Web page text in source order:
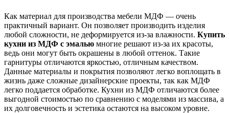
Как материал для производства мебели МДФ — очень
практичный вариант. Он позволяет производить изделия
любой сложности, не деформируется из-за влажности. Купить
кухни из МДФ с эмалью многие решают из-за их красоты,
ведь они могут быть окрашены в любой оттенок. Такие
гарнитуры отличаются яркостью, отличным качеством.
Данные материалы и покрытия позволяют легко воплощать в
жизнь даже сложные дизайнерские проекты, так как МДФ
легко поддается обработке. Кухни из МДФ отличаются более
выгодной стоимостью по сравнению с моделями из массива, а
их долговечность и эстетика остаются на высоком уровне.